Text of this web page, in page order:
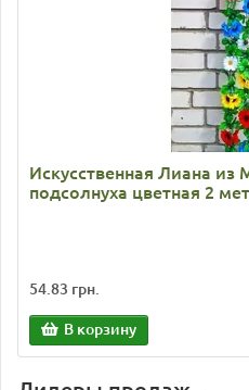
Искусственная Лиана из
подсолнуха цветная 2
54.83 грн.
В корзину